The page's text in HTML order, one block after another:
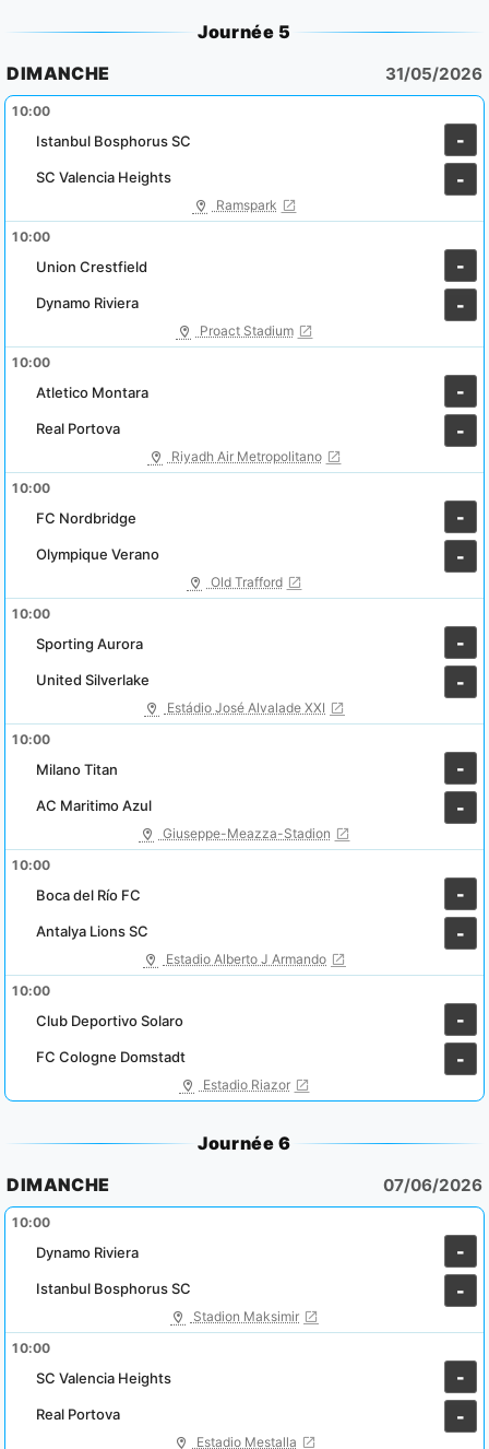
Journée 5
DIMANCHE
31/05/2026
10:00
Istanbul Bosphorus SC
-
-
SC Valencia Heights
Ramspark
10:00
Union Crestfield
-
-
Dynamo Riviera
Proact Stadium
10:00
Atletico Montara
-
-
Real Portova
Riyadh Air Metropolitano
10:00
FC Nordbridge
-
-
Olympique Verano
Old Trafford
10:00
Sporting Aurora
-
-
United Silverlake
Estádio José Alvalade XXI
10:00
Milano Titan
-
-
AC Maritimo Azul
Giuseppe-Meazza-Stadion
10:00
Boca del Río FC
-
-
Antalya Lions SC
Estadio Alberto J Armando
10:00
Club Deportivo Solaro
-
-
FC Cologne Domstadt
Estadio Riazor
Journée 6
DIMANCHE
07/06/2026
10:00
Dynamo Riviera
-
-
Istanbul Bosphorus SC
Stadion Maksimir
10:00
SC Valencia Heights
-
-
Real Portova
Estadio Mestalla